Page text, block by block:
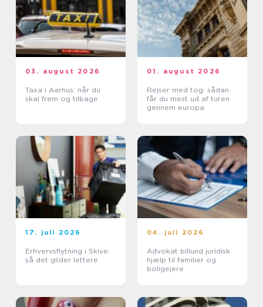
03. august 2026
Taxa i Aarhus: når du
skal frem og tilbage
01. august 2026
Rejser med tog: sådan
får du mest ud af turen
gennem europa
17. juli 2026
Erhvervsflytning i Skive:
så det glider lettere
04. juli 2026
Advokat billund juridisk
hjælp til familier og
boligejere